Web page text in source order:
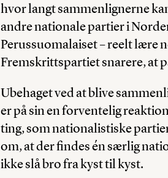
hvor langt sammenlignerne
andre nationale partier i
Perussuomalaiset – reelt lære
Fremskrittspartiet snarere, at
Ubehaget ved at blive
er på sin en forventelig
ting, som nationalistiske
om, at der findes én særlig
ikke slå bro fra kyst til kyst.